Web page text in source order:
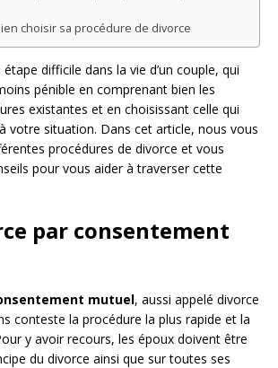
choisir sa procédure de divorce
difficile dans la vie d’un couple, qui
pénible en comprenant bien les
existantes et en choisissant celle qui
votre situation. Dans cet article, nous vous
procédures de divorce et vous
pour vous aider à traverser cette
par consentement
mutuel, aussi appelé divorce
conteste la procédure la plus rapide et la
y avoir recours, les époux doivent être
du divorce ainsi que sur toutes ses